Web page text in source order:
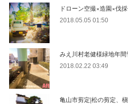
ドローン空撮×造園×伐
2018.05.05 01:50
みえ川村老健様緑地年間
2018.02.22 03:49
亀山市剪定|松の剪定、